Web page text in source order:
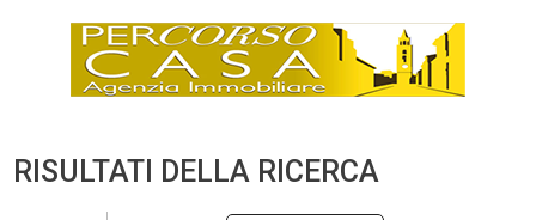
RISULTATI DELLA RICERCA